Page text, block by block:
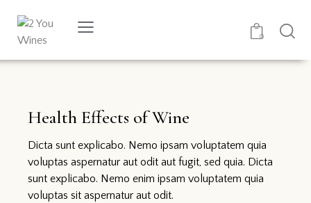
0
Health Effects of Wine
Dicta sunt explicabo. Nemo ipsam voluptatem quia
voluptas aspernatur aut odit aut fugit, sed quia. Dicta
sunt explicabo. Nemo enim ipsam voluptatem quia
voluptas sit aspernatur aut odit.